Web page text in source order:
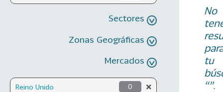
Sectores
Zonas Geográficas
Mercados
Reino Unido 0
No
tu
“”.